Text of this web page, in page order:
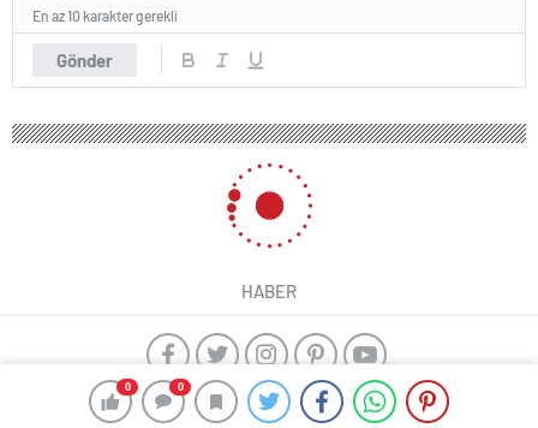
0 0
Gönder
En az 10 karakter gerekli
HABER
yangın algılama sistemleri ajax alarm Kayseri çıkışlı Karadeniz